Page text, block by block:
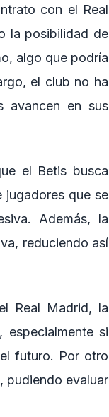
con el Real
la posibilidad de
algo que podría
el club no ha
avancen en sus
el Betis busca
jugadores que se
Además, la
reduciendo así
Real Madrid, la
si
futuro. Por otro
pudiendo evaluar